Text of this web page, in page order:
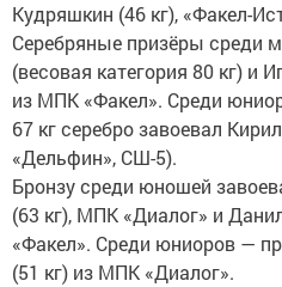
Кудряшкин (46 кг), «Факел-
Серебряные призёры среди
(весовая категория 80 кг) и
из МПК «Факел». Среди
67 кг серебро завоевал
«Дельфин», СШ-5).
Бронзу среди юношей
(63 кг), МПК «Диалог» и
«Факел». Среди юниоров —
(51 кг) из МПК «Диалог».